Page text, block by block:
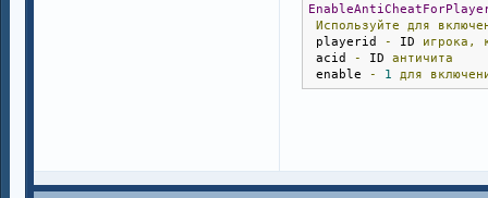
Используйте
для
playerid - ID игрока,
acid - ID античита
enable - 1 для